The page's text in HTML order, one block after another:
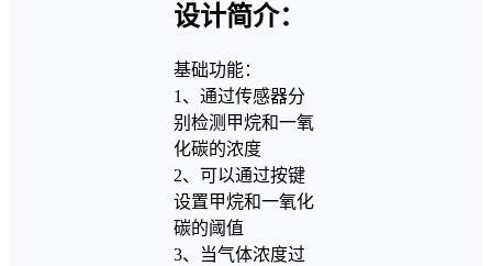
设计简介：
基础功能：
1、通过传感器分
别检测甲烷和一氧
化碳的浓度
2、可以通过按键
设置甲烷和一氧化
碳的阈值
3、当气体浓度过